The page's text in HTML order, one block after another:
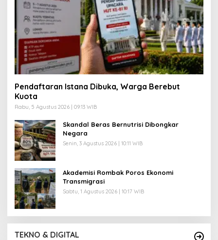
Pendaftaran Istana Dibuka, Warga Berebut
Kuota
Rabu, 5 Agustus 2026 | 09:13 WIB
Skandal Beras Bernutrisi Dibongkar
Negara
Senin, 3 Agustus 2026 | 10:11 WIB
Akademisi Rombak Poros Ekonomi
Transmigrasi
Sabtu, 1 Agustus 2026 | 10:17 WIB
TEKNO & DIGITAL